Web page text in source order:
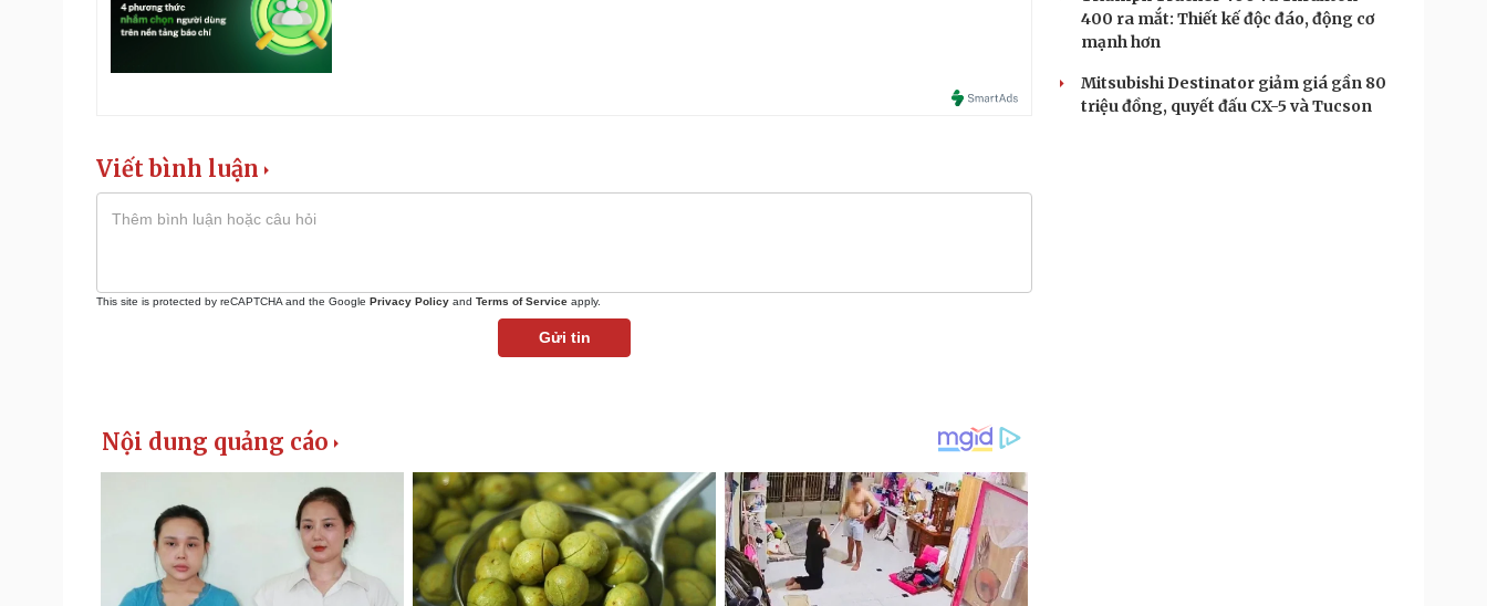
Viết bình luận
This site is protected by reCAPTCHA and the Google Privacy Policy and Terms of Service apply.
Gửi tin
400 ra mắt: Thiết kế độc đáo, động cơ
mạnh hơn
Mitsubishi Destinator giảm giá gần 80
triệu đồng, quyết đấu CX-5 và Tucson